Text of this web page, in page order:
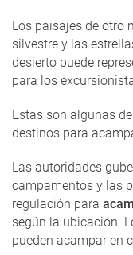
Los paisajes de otro
silvestre y las
desierto puede
para los
Estas son algunas
destinos para
Las autoridades
campamentos y las
regulación para
según la ubicación.
pueden acampar en